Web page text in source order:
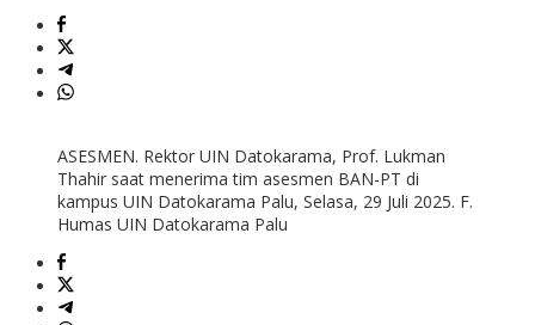
ASESMEN. Rektor UIN Datokarama, Prof. Lukman
Thahir saat menerima tim asesmen BAN-PT di
kampus UIN Datokarama Palu, Selasa, 29 Juli 2025. F.
Humas UIN Datokarama Palu